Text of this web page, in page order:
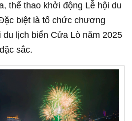
thể thao khởi động Lễ hội du
biệt là tổ chức chương
lịch biển Cửa Lò năm 2025
sắc.